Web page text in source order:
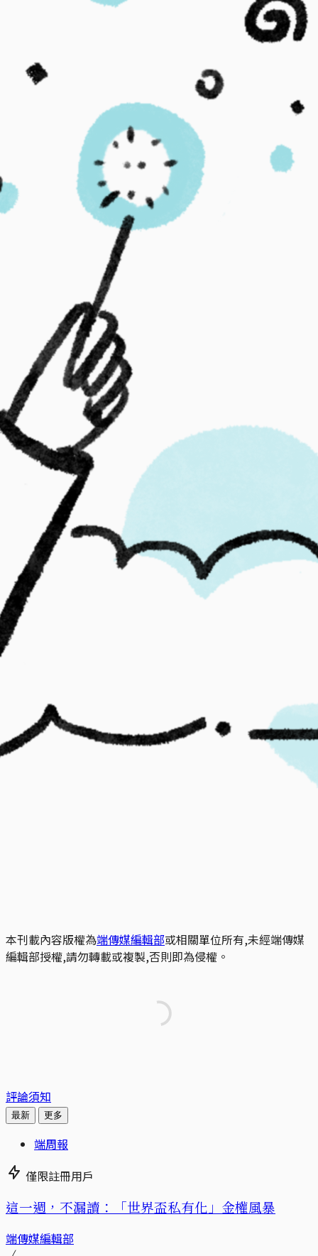
本刊載內容版權為端傳媒編輯部或相關單位所有,未經端傳媒
編輯部授權,請勿轉載或複製,否則即為侵權。
評論須知
最新 更多
端周報
僅限註冊用戶
這一週，不漏讀：「世界盃私有化」金權風暴
端傳媒編輯部